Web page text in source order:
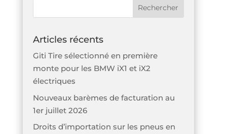
Articles récents
Giti Tire sélectionné en première
monte pour les BMW iX1 et iX2
électriques
Nouveaux barèmes de facturation au
1er juillet 2026
Droits d’importation sur les pneus en